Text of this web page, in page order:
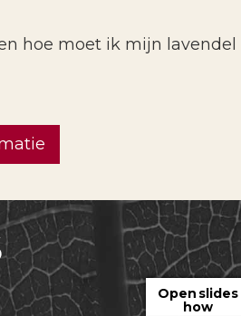
hoe moet ik mijn lavendel
Open slides
how